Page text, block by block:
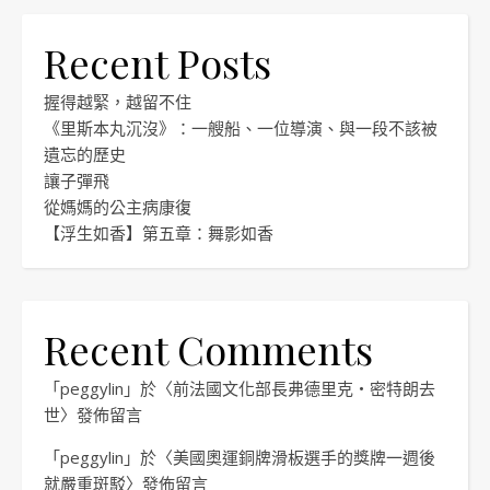
Recent Posts
握得越緊，越留不住
《里斯本丸沉沒》：一艘船、一位導演、與一段不該被
遺忘的歷史
讓子彈飛
從媽媽的公主病康復
【浮生如香】第五章：舞影如香
Recent Comments
「peggylin 」於〈前法國文化部長弗德里克・密特朗去
世〉發佈留言
「peggylin 」於〈美國奧運銅牌滑板選手的獎牌一週後
就嚴重斑駁〉發佈留言